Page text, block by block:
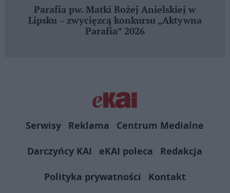
Parafia pw. Matki Bożej Anielskiej w
Lipsku – zwycięzcą konkursu „Aktywna
Parafia” 2026
Serwisy Reklama
Centrum Medialne
Darczyńcy KAI
eKAI poleca
Redakcja
Polityka prywatności
Kontakt